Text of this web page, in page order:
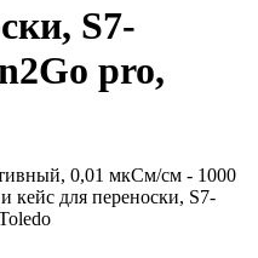
S7-
pro,